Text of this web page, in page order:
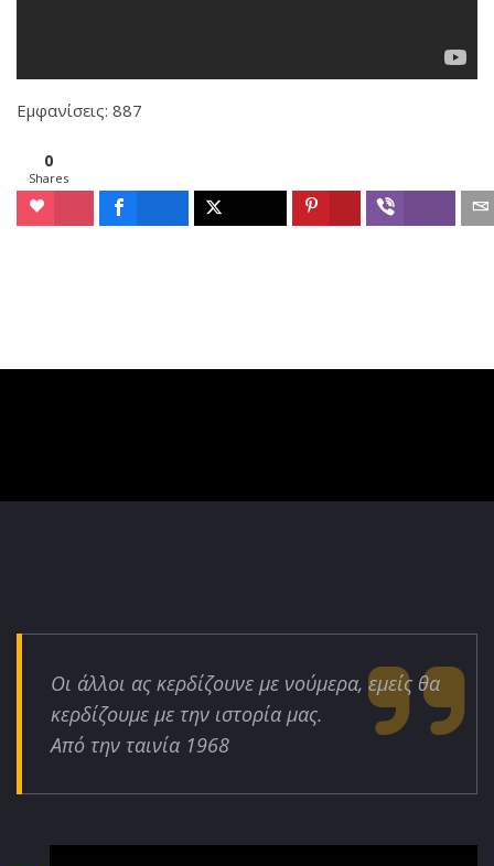
Εμφανίσεις: 887
0
Shares
Οι άλλοι ας κερδίζουνε με νούμερα, εμείς θα
κερδίζουμε με την ιστορία μας.
Από την ταινία 1968